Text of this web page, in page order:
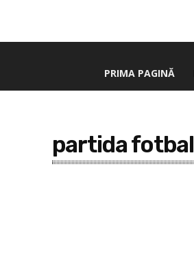
PRIMA PAGINĂ
partida fotbal